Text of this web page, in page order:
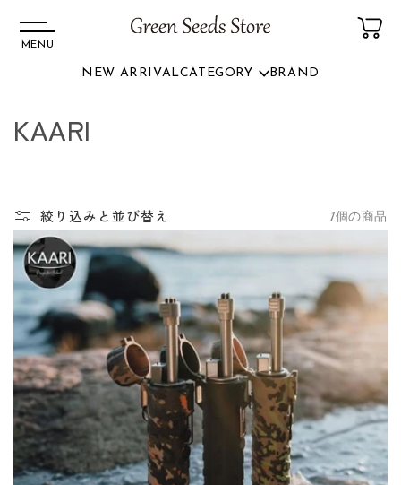
進む
MENU
NEW ARRIVALCATEGORY BRAND
コ
シ
ョ
ン
:
KAARI
絞り込みと並び替え 1個の商品